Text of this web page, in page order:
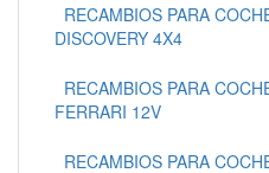
RECAMBIOS PARA
DISCOVERY 4X4
RECAMBIOS PARA
FERRARI 12V
RECAMBIOS PARA